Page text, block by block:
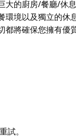
大的廚房/餐廳/休
環境以及獨立的
將確保您擁有優
外用餐環境以及獨
一切都將確保您
試。